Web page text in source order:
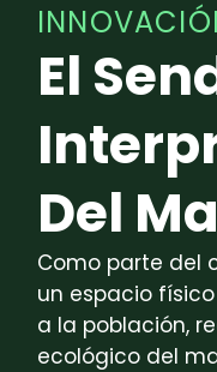
El
Del
Como parte del
un espacio
a la población,
ecológico del